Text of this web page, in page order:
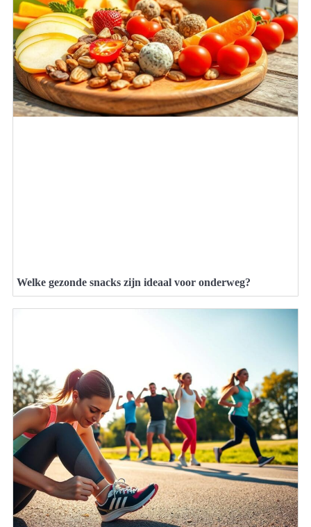
Welke gezonde snacks zijn ideaal voor onderweg?